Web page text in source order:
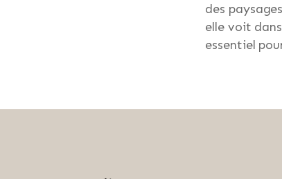
des
elle voit
essentiel